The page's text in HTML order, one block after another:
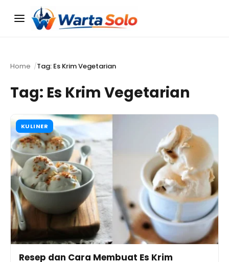
Menu
Home Tag: Es Krim Vegetarian
Tag: Es Krim Vegetarian
KULINER
Resep dan Cara Membuat Es Krim